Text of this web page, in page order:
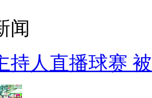
闻
持人直播球赛